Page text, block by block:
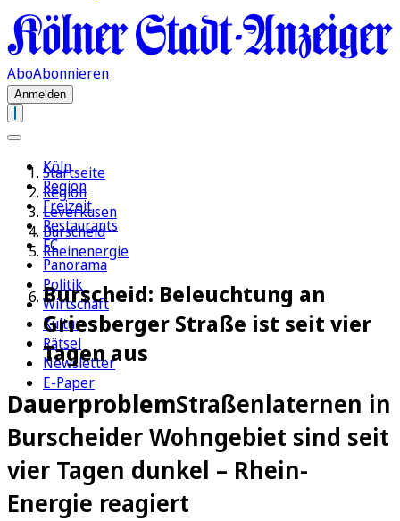
AboAbonnieren
Anmelden
Köln
Region
Freizeit
Restaurants
FC
Panorama
Politik
Wirtschaft
Kultur
Rätsel
Newsletter
E-Paper
Startseite
Region
Leverkusen
Burscheid
Rheinenergie
Burscheid: Beleuchtung an
Griesberger Straße ist seit vier
Tagen aus
DauerproblemStraßenlaternen in
Burscheider Wohngebiet sind seit
vier Tagen dunkel – Rhein-
Energie reagiert